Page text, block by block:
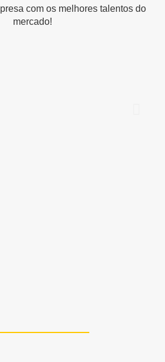
com os melhores talentos do
mercado!